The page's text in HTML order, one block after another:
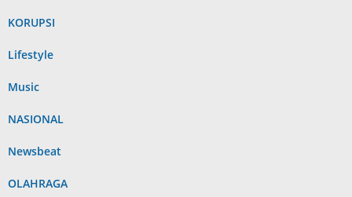
KORUPSI
Lifestyle
Music
NASIONAL
Newsbeat
OLAHRAGA